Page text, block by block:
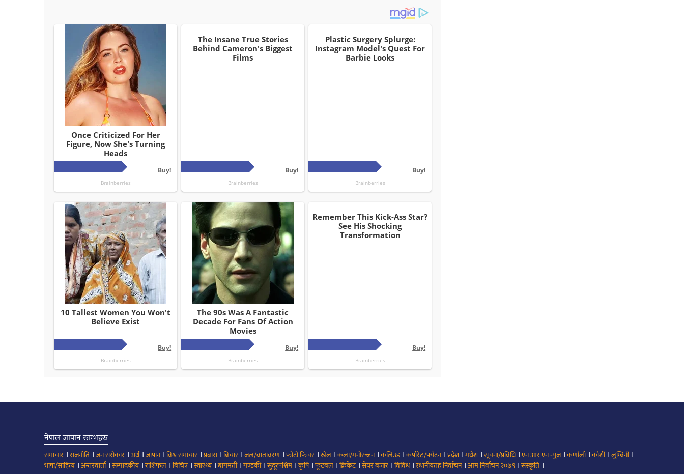
नेपाल जापान स्तम्भहरु
समाचार ।राजनीति ।जन सरोकार ।अर्थ।जापान।विश्व समाचार ।प्रबास।बिचार ।जल/वातावरण ।फोटो फिचर ।खेल ।कला/मनोरन्जन।कलिउड।कर्पोरेट/पर्यटन।प्रदेश।मधेश।सूचना/प्रविधि।एन आर एन न्युज।कर्णाली।कोशी।लुम्बिनी।
भाषा/साहित्य ।अन्तरवार्ता।सम्पादकीय ।राशिफल ।बिचित्र।स्वास्थ्य ।बागमती।गण्डकी।सुदूरपश्चिम ।कृषि।फूटबल ।क्रिकेट।सेयर बजार ।विविध।स्थानीयतह निर्वाचन।आम निर्वाचन २०७९ ।संस्कृति ।